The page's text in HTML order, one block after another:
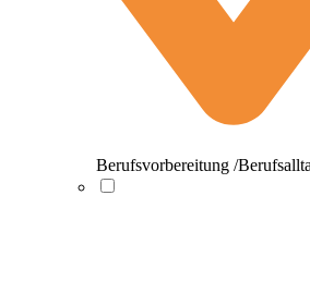
Berufsvorbereitung /